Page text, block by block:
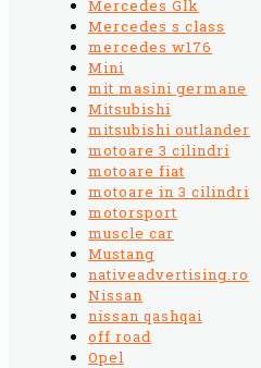
Mercedes Glk
Mercedes s class
mercedes w176
Mini
mit masini germane
Mitsubishi
mitsubishi outlander
motoare 3 cilindri
motoare fiat
motoare in 3 cilindri
motorsport
muscle car
Mustang
nativeadvertising.ro
Nissan
nissan qashqai
off road
Opel